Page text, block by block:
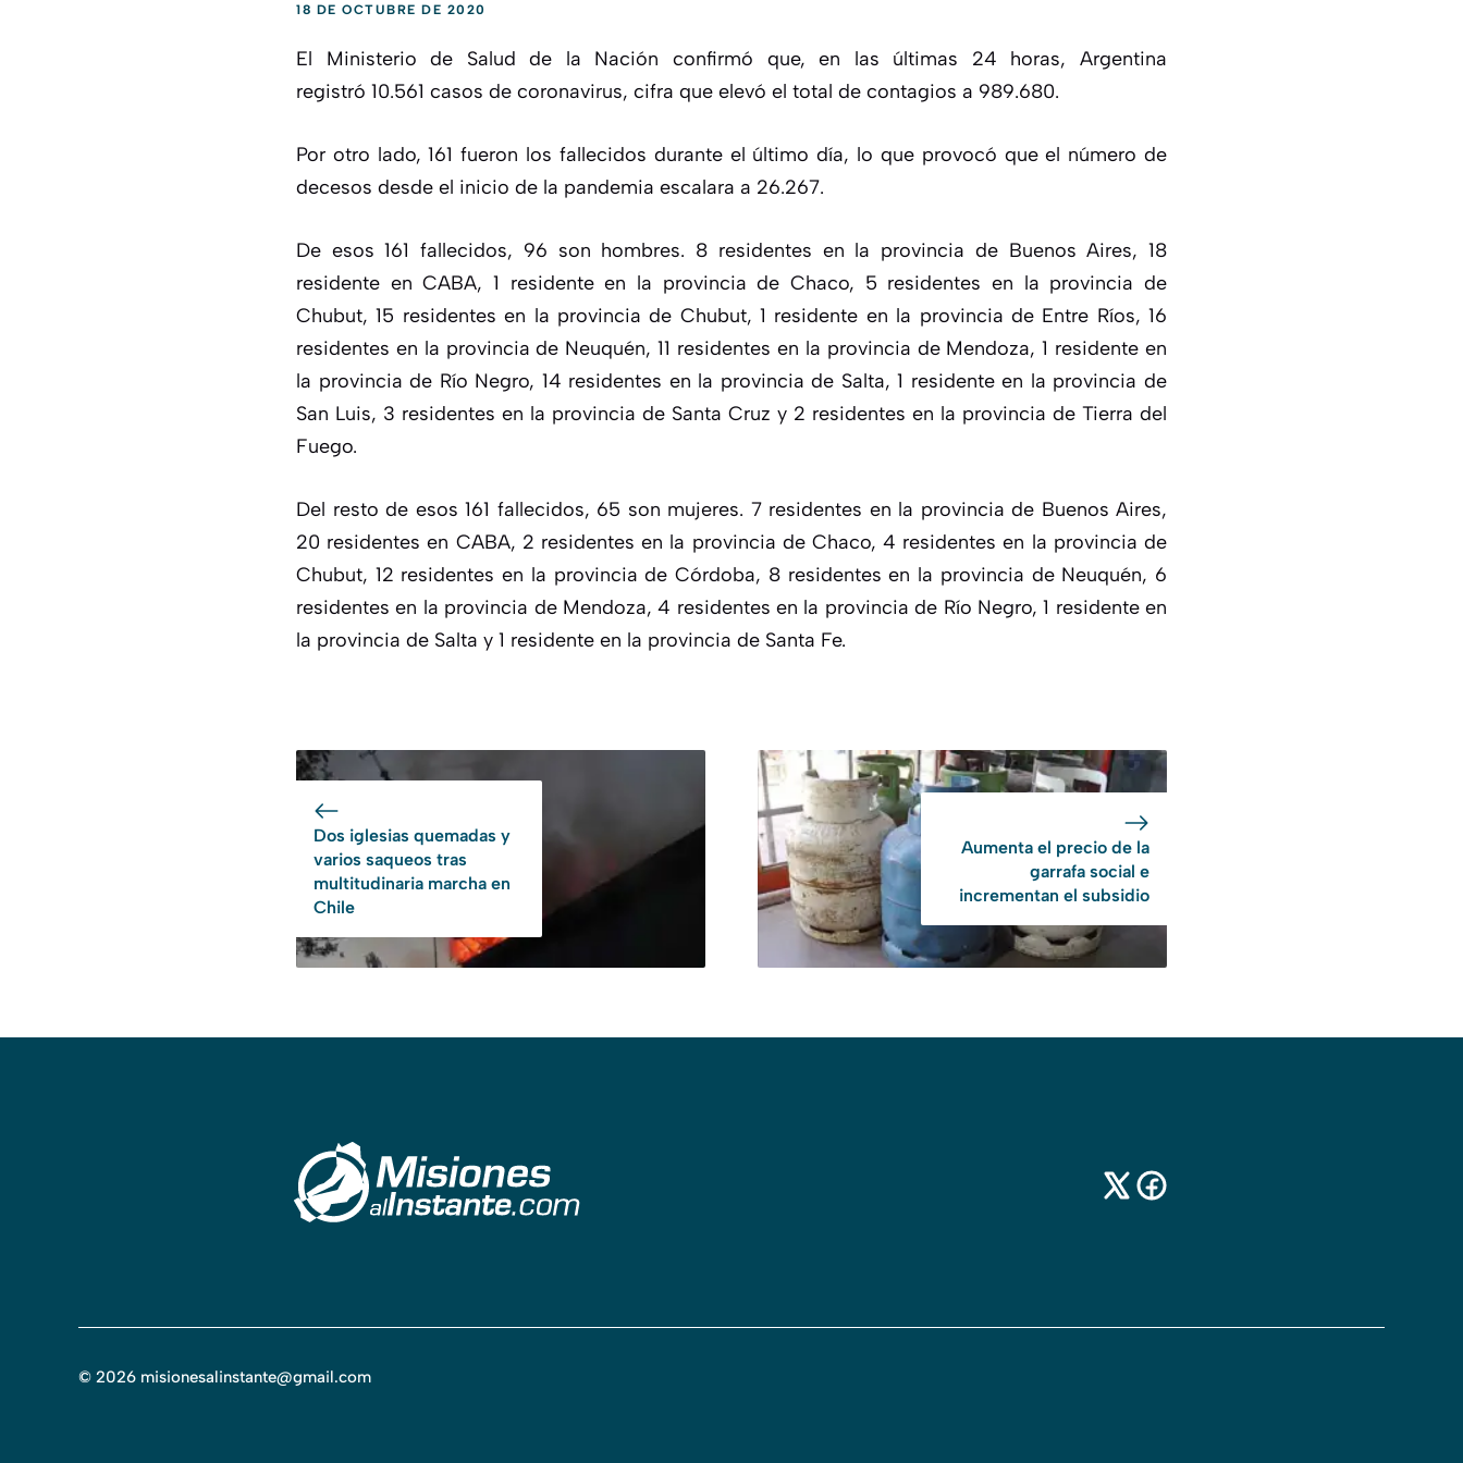
18 DE OCTUBRE DE 2020
El Ministerio de Salud de la Nación confirmó que, en las últimas 24 horas, Argentina
registró 10.561 casos de coronavirus, cifra que elevó el total de contagios a 989.680.
Por otro lado,161 fueron los fallecidos durante el último día, lo que provocó que el número de
decesos desde el inicio de la pandemia escalara a 26.267.
De esos 161 fallecidos, 96 son hombres. 8 residentes en la provincia de Buenos Aires, 18
residente en CABA, 1 residente en la provincia de Chaco, 5 residentes en la provincia de
Chubut, 15 residentes en la provincia de Chubut, 1 residente en la provincia de Entre Ríos, 16
residentes en la provincia de Neuquén, 11 residentes en la provincia de Mendoza, 1 residente en
la provincia de Río Negro, 14 residentes en la provincia de Salta, 1 residente en la provincia de
San Luis, 3 residentes en la provincia de Santa Cruz y 2 residentes en la provincia de Tierra del
Fuego.
Del resto de esos 161 fallecidos, 65 son mujeres. 7 residentes en la provincia de Buenos Aires,
20 residentes en CABA, 2 residentes en la provincia de Chaco, 4 residentes en la provincia de
Chubut, 12 residentes en la provincia de Córdoba, 8 residentes en la provincia de Neuquén, 6
residentes en la provincia de Mendoza, 4 residentes en la provincia de Río Negro, 1 residente en
la provincia de Salta y 1 residente en la provincia de Santa Fe.
Dos iglesias quemadas y
varios saqueos tras
multitudinaria marcha en
Chile
Aumenta el precio de la
garrafa social e
incrementan el subsidio
© 2026 misionesalinstante@gmail.com